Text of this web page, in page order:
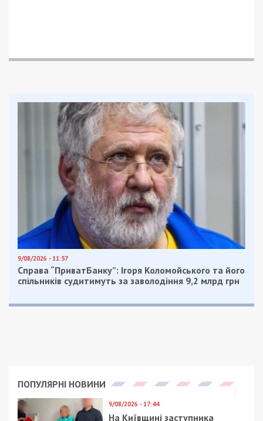
9/08/2026 - 11:57
Справа “ПриватБанку”: Ігоря Коломойського та його
спільників судитимуть за заволодіння 9,2 млрд грн
ПОПУЛЯРНІ НОВИНИ
9/08/2026 - 17:44
На Київщині заступника